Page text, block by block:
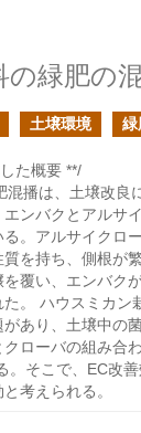
の緑肥の
土壌環境 緑
た概要 **/
混播は、土壌改良
ンバクとアルサ
。アルサイクロ
を持ち、側根が
覆い、エンバク
。 ハウスミカン
あり、土壌中の
ローバの組み合
。そこで、EC改
考えられる。